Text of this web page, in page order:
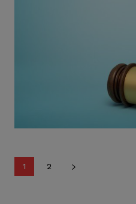
1 2